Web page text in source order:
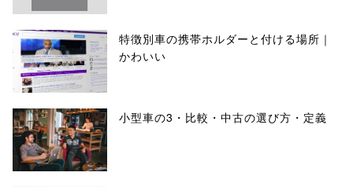
特徴別車の携帯ホルダーと付ける場所｜
かわいい
小型車の3・比較・中古の選び方・定義